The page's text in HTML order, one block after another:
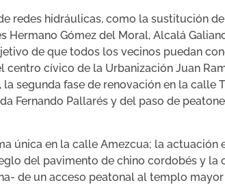
redes hidráulicas, como la sustitución
Gómez del Moral, Alcalá
de que todos los vecinos puedan
cívico de la Urbanización Juan
segunda fase de renovación en la calle
Fernando Pallarés y del paso de
única en la calle Amezcua; la
del pavimento de chino cordobés y
de un acceso peatonal al templo